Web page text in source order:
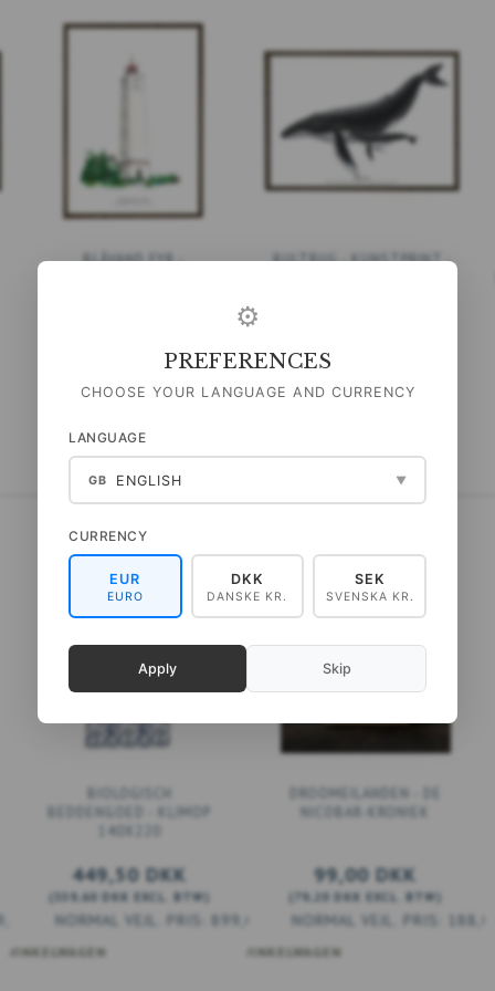
BLÅVAND FYR -
BULTRUG - KUNSTPRINT -
BEKIJK ALLE OPTIES
BEKIJK ALLE OPTIES
DKK
BEDDENGOED - KLIMOP
140X220
449,50 DKK
359,60 DKK EXCL. BTW
899,00 DKK
WINKELWAGEN
DROOMEILANDEN - DE
NICOBAR-KRONIEK
99,00 DKK
79,20 DKK EXCL. BTW
VOEG TOE AAN WINKELWAGEN
⚙
PREFERENCES
CHOOSE YOUR LANGUAGE AND CURRENCY
LANGUAGE
GB ENGLISH ▼
CURRENCY
EUR
EURO
DKK
DANSKE KR.
SEK
SVENSKA KR.
Apply Skip